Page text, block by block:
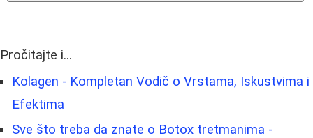
Pročitajte i...
Kolagen - Kompletan Vodič o Vrstama, Iskustvima i
Efektima
Sve što treba da znate o Botox tretmanima -